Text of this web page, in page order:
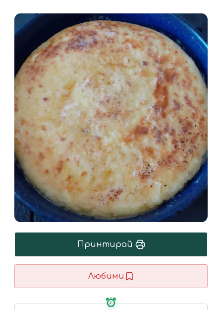
Принтирай
Любими